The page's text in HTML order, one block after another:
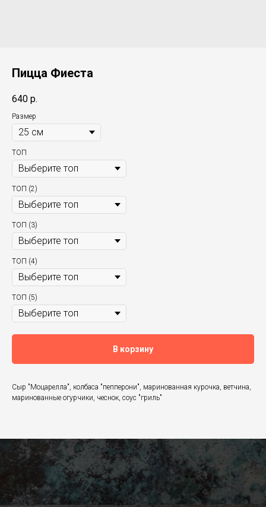
Пицца Фиеста
640 р.
Размер
ТОП
ТОП (2)
ТОП (3)
ТОП (4)
ТОП (5)
В корзину
Сыр "Моцарелла", колбаса "пепперони", маринованная курочка, ветчина,
маринованные огурчики, чеснок, соус "гриль"